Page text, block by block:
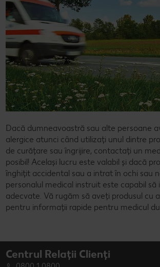
Dacă dumneavoastră sau alte persoane
alergice atunci când utilizați unul dintre
de curățare sau îngrijire, contactați un
posibil! Același lucru este valabil și dacă
înghițit accidental sau a intrat în ochi sau
personalul medical instruit este capabil să
adecvate. Vă rugăm să aveți produsul cu
pentru informații rapide pentru medicul
Centrul Relații Clienți